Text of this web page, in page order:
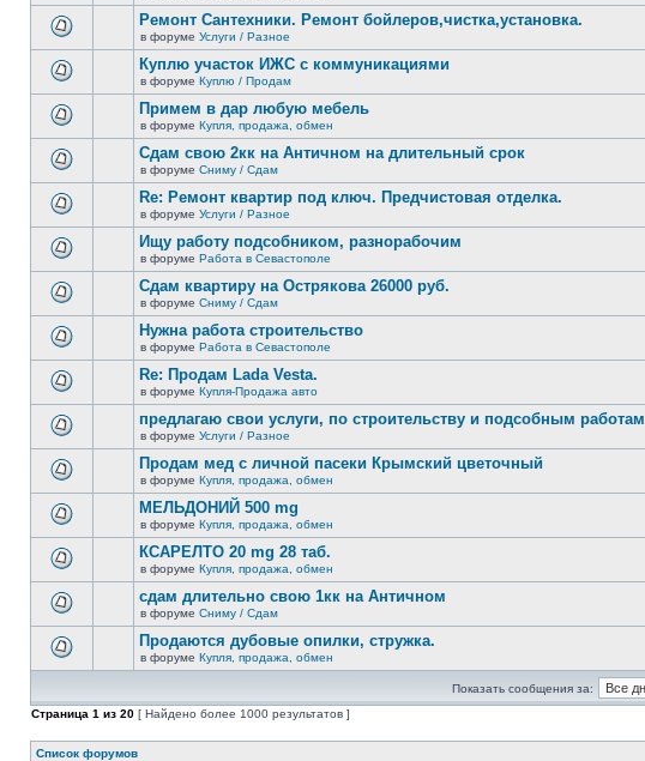
новых
непрочитанных
сообщений.
новых
непрочитанных
сообщений.
новых
непрочитанных
сообщений.
Ремонт Сантехники. Ремонт бойлеров,чистка,установка.
в форуме Услуги / Разное
новых
непрочитанных
сообщений.
Куплю участок ИЖС с коммуникациями
в форуме Куплю / Продам
новых
непрочитанных
сообщений.
Примем в дар любую мебель
в форуме Купля, продажа, обмен
новых
непрочитанных
сообщений.
Сдам свою 2кк на Античном на длительный срок
в форуме Сниму / Сдам
новых
непрочитанных
сообщений.
Re: Ремонт квартир под ключ. Предчистовая отделка.
в форуме Услуги / Разное
новых
непрочитанных
сообщений.
Ищу работу подсобником, разнорабочим
в форуме Работа в Севастополе
новых
непрочитанных
сообщений.
Сдам квартиру на Острякова 26000 руб.
в форуме Сниму / Сдам
новых
непрочитанных
сообщений.
Нужна работа строительство
в форуме Работа в Севастополе
новых
непрочитанных
сообщений.
Re: Продам Lada Vesta.
в форуме Купля-Продажа авто
новых
непрочитанных
сообщений.
предлагаю свои услуги, по строительству и подсобным работам
в форуме Услуги / Разное
новых
непрочитанных
сообщений.
Продам мед с личной пасеки Крымский цветочный
в форуме Купля, продажа, обмен
новых
непрочитанных
сообщений.
МЕЛЬДОНИЙ 500 mg
в форуме Купля, продажа, обмен
новых
непрочитанных
сообщений.
КСАРЕЛТО 20 mg 28 таб.
в форуме Купля, продажа, обмен
новых
сообщений.
сдам длительно свою 1кк на Античном
в форуме Сниму / Сдам
нет
новых
сообщений.
Продаются дубовые опилки, стружка.
в форуме Купля, продажа, обмен
Показать сообщения за:
Страница 1 из 20 [ Найдено более 1000 результатов ]
Список форумов